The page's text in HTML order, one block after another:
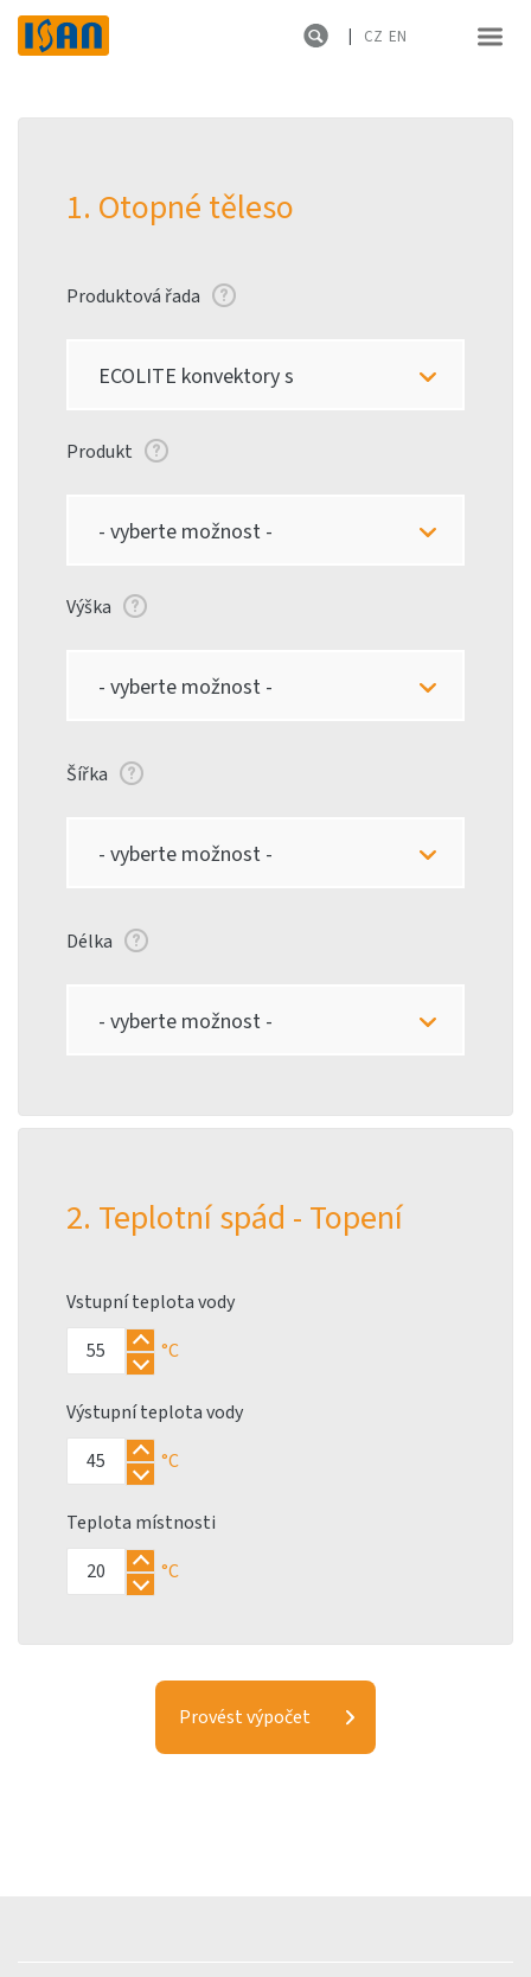
CZ EN
1. Otopné těleso
Produktová řada
ECOLITE konvektory s
lamelovým výměníkem
Produkt
- vyberte možnost -
Výška
- vyberte možnost -
Šířka
- vyberte možnost -
Délka
- vyberte možnost -
2. Teplotní spád - Topení
Vstupní teplota vody
°C
Výstupní teplota vody
°C
Teplota místnosti
°C